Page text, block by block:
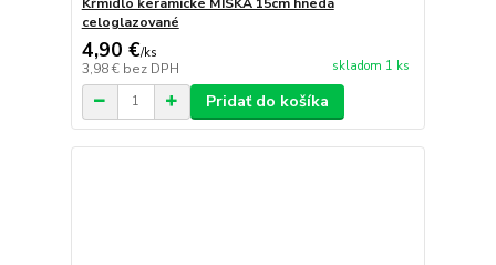
celoglazované
4,90 €/ks
3,98 € bez DPH skladom 1 ks
Pridať do košíka